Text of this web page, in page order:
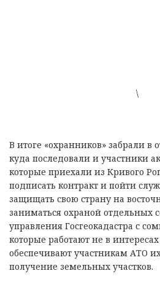
\
В итоге «охранников» забрали в
куда последовали и участники
которые приехали из Кривого
подписать контракт и пойти
защищать свою страну на
заниматься охраной отдельных
управления Госгеокадастра с
которые работают не в
обеспечивают участникам АТО
получение земельных участков.